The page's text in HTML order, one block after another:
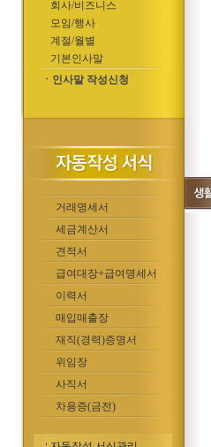
회사/비즈니스
모임/행사
계절/월별
기본인사말
ㆍ인사말 작성신청
거래명세서
세금계산서
견적서
급여대장+급여명세서
이력서
매입매출장
재직(경력)증명서
위임장
사직서
차용증(금전)